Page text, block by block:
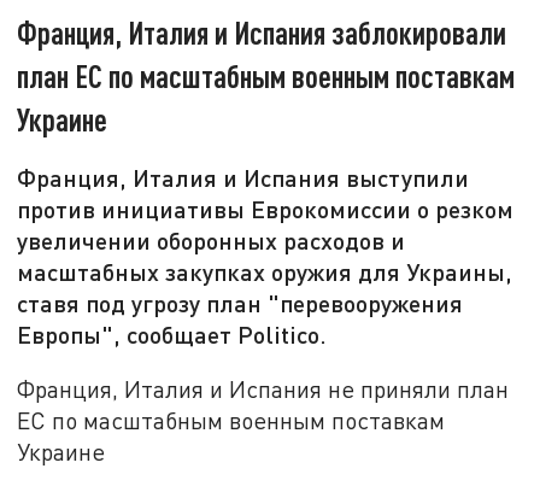
Франция, Италия и Испания заблокировали
план ЕС по масштабным военным поставкам
Украине
Франция, Италия и Испания выступили
против инициативы Еврокомиссии о резком
увеличении оборонных расходов и
масштабных закупках оружия для Украины,
ставя под угрозу план "перевооружения
Европы", сообщает Politico.
Франция, Италия и Испания не приняли план
ЕС по масштабным военным поставкам
Украине